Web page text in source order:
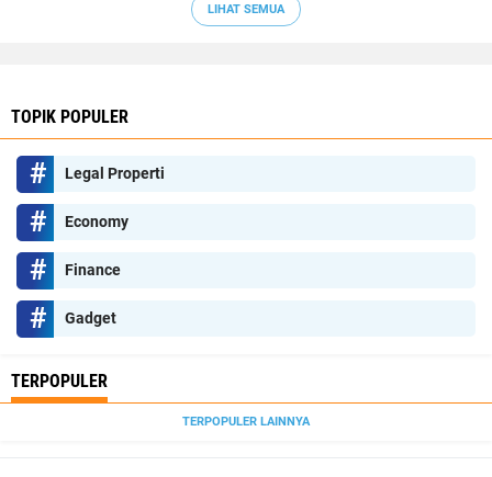
LIHAT SEMUA
TOPIK POPULER
Legal Properti
Economy
Finance
Gadget
TERPOPULER
TERPOPULER LAINNYA